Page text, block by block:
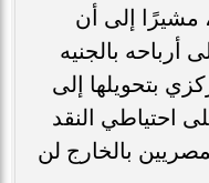
مشيرًا إلى أن
بالجنيه
بتحويلها إلى
احتياطي النقد
بالخارج لن